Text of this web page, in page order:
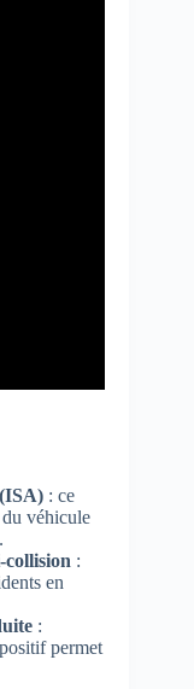
: ce
du véhicule
collision :
en
:
permet